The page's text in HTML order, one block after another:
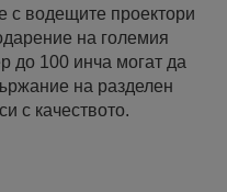
с водещите проектори
на големия
до 100 инча могат да
на разделен
с качеството.